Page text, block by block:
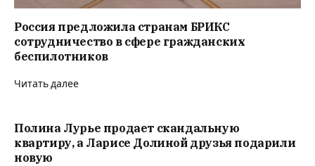
Россия предложила странам БРИКС
сотрудничество в сфере гражданских
беспилотников
Читать далее
Полина Лурье продает скандальную
квартиру, а Ларисе Долиной друзья подарили
новую